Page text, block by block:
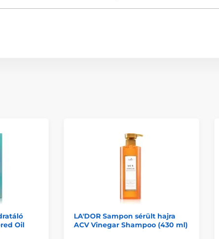
Oil
LA'DOR Sampon sérült hajra
ACV Vinegar Shampoo (430 ml)